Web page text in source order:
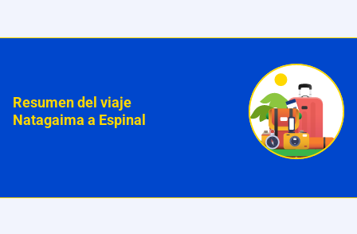
Resumen del viaje
Natagaima a Espinal